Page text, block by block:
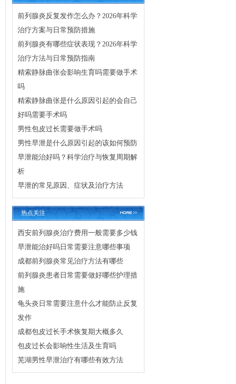
前列腺炎反复发作怎么办？2026年科学
治疗方案与日常预防措施
前列腺炎有哪些症状表现？2026年科学
治疗方法与日常预防指南
精索静脉曲张会影响生育吗需要做手术
吗
精索静脉曲张是什么原因引起的会自己
好吗需要手术吗
男性包皮过长需要做手术吗
男性早泄是什么原因引起的该如何预防
早泄能治好吗？科学治疗与恢复周期解
析
早泄的常见原因、症状及治疗方法
热点关注
西安前列腺炎治疗费用一般需要多少钱
早泄能治好吗日常需要注意哪些事项
成都前列腺炎常见治疗方法有哪些
前列腺炎患者日常需要做好哪些护理措
施
龟头炎日常需要注意什么才能防止反复
发作
成都包皮过长手术恢复期大概多久
包皮过长会影响性生活及生育吗
芜湖男性早泄治疗有哪些有效方法